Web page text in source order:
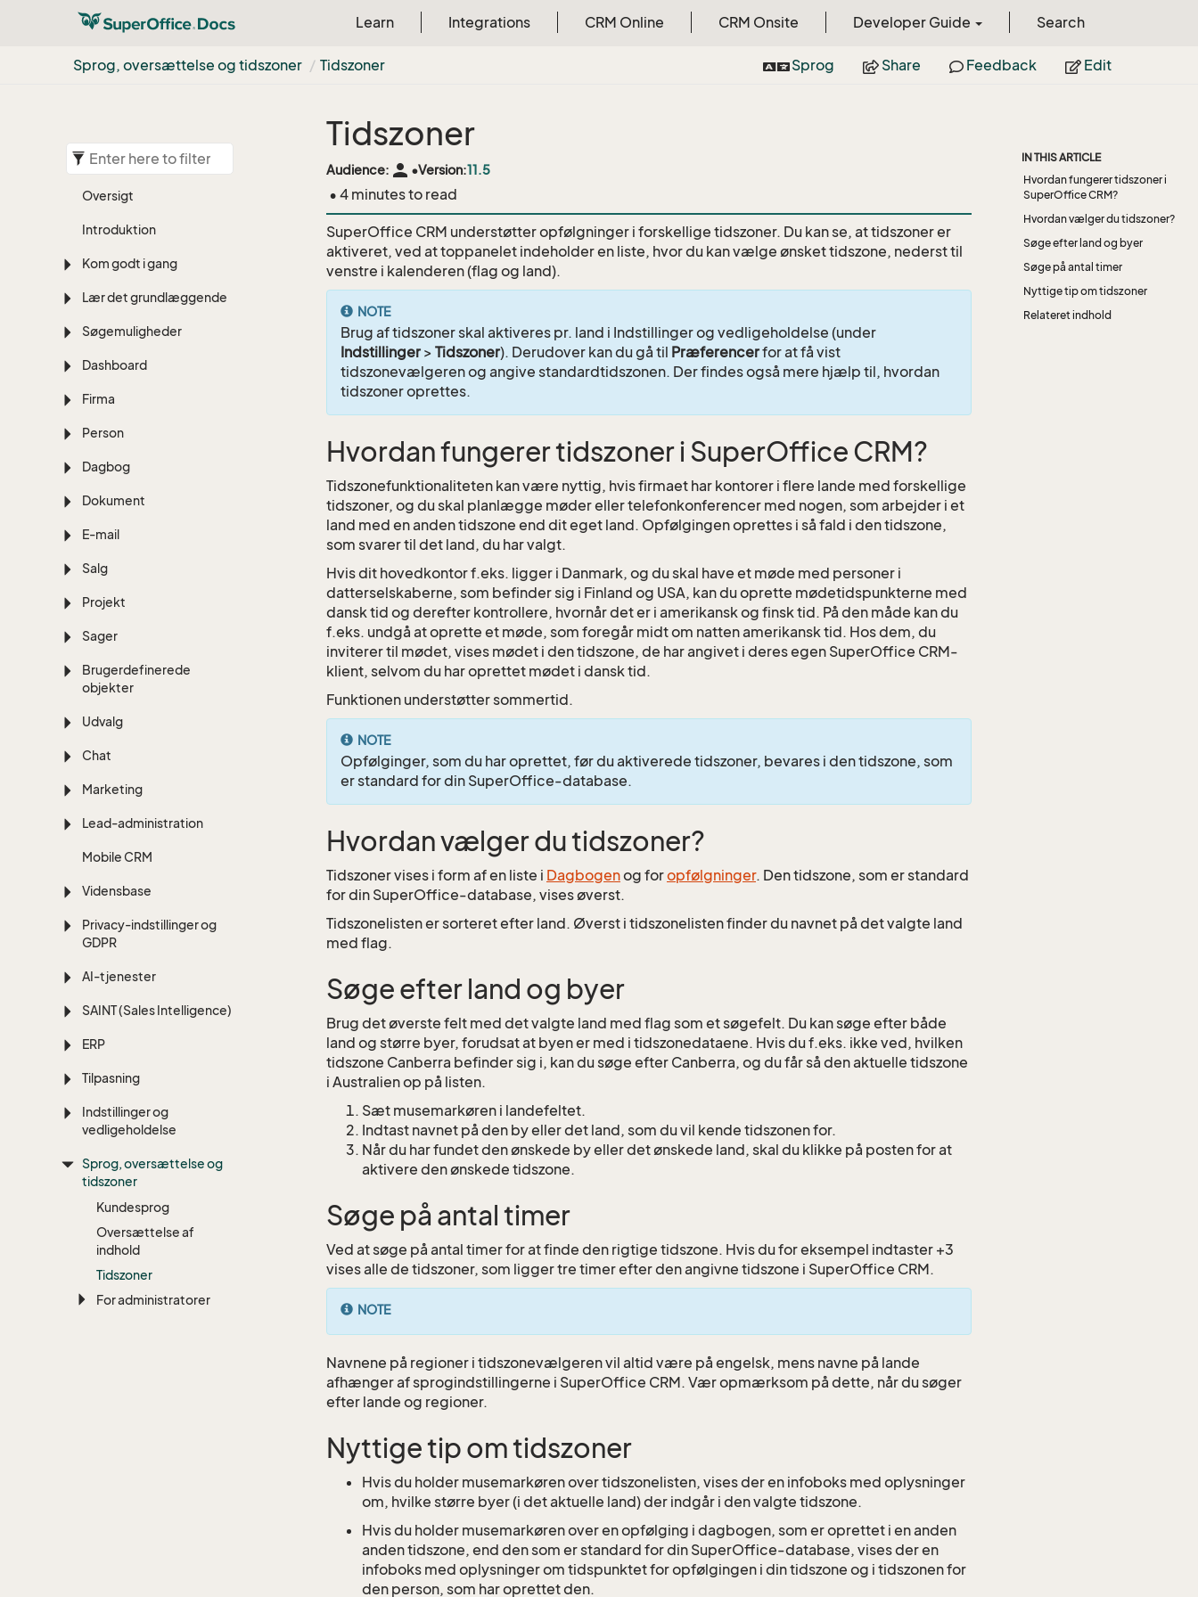
Learn Integrations CRM Online CRM Onsite Developer Guide Search
Sprog, oversættelse og tidszoner Tidszoner Sprog Share Feedback Edit
Oversigt
Introduktion
Kom godt i gang
Lær det grundlæggende
Søgemuligheder
Dashboard
Firma
Person
Dagbog
Dokument
E-mail
Salg
Projekt
Sager
Brugerdefinerede
objekter
Udvalg
Chat
Marketing
Lead-administration
Mobile CRM
Vidensbase
Privacy-indstillinger og
GDPR
AI-tjenester
SAINT (Sales Intelligence)
ERP
Tilpasning
Indstillinger og
vedligeholdelse
Sprog, oversættelse og
tidszoner
Kundesprog
Oversættelse af
indhold
Tidszoner
For administratorer
Tidszoner
Audience: person •Version:11.5
• 4 minutes to read
SuperOffice CRM understøtter opfølgninger i forskellige tidszoner. Du kan se, at tidszoner er
aktiveret, ved at toppanelet indeholder en liste, hvor du kan vælge ønsket tidszone, nederst til
venstre i kalenderen (flag og land).
NOTE
Brug af tidszoner skal aktiveres pr. land i Indstillinger og vedligeholdelse (under
Indstillinger > Tidszoner). Derudover kan du gå til Præferencerfor at få vist
tidszonevælgeren og angive standardtidszonen. Der findes også mere hjælp til, hvordan
tidszoner oprettes.
Hvordan fungerer tidszoner i SuperOffice CRM?
Tidszonefunktionaliteten kan være nyttig, hvis firmaet har kontorer i flere lande med forskellige
tidszoner, og du skal planlægge møder eller telefonkonferencer med nogen, som arbejder i et
land med en anden tidszone end dit eget land. Opfølgingen oprettes i så fald i den tidszone,
som svarer til det land, du har valgt.
Hvis dit hovedkontor f.eks. ligger i Danmark, og du skal have et møde med personer i
datterselskaberne, som befinder sig i Finland og USA, kan du oprette mødetidspunkterne med
dansk tid og derefter kontrollere, hvornår det er i amerikansk og finsk tid. På den måde kan du
f.eks. undgå at oprette et møde, som foregår midt om natten amerikansk tid. Hos dem, du
inviterer til mødet, vises mødet i den tidszone, de har angivet i deres egen SuperOffice CRM-
klient, selvom du har oprettet mødet i dansk tid.
Funktionen understøtter sommertid.
NOTE
Opfølginger, som du har oprettet, før du aktiverede tidszoner, bevares i den tidszone, som
er standard for din SuperOffice-database.
Hvordan vælger du tidszoner?
Tidszoner vises i form af en liste i Dagbogenog foropfølgninger. Den tidszone, som er standard
for din SuperOffice-database, vises øverst.
Tidszonelisten er sorteret efter land. Øverst i tidszonelisten finder du navnet på det valgte land
med flag.
Søge efter land og byer
Brug det øverste felt med det valgte land med flag som et søgefelt. Du kan søge efter både
land og større byer, forudsat at byen er med i tidszonedataene. Hvis du f.eks. ikke ved, hvilken
tidszone Canberra befinder sig i, kan du søge efter Canberra, og du får så den aktuelle tidszone
i Australien op på listen.
Sæt musemarkøren i landefeltet.
Indtast navnet på den by eller det land, som du vil kende tidszonen for.
Når du har fundet den ønskede by eller det ønskede land, skal du klikke på posten for at
aktivere den ønskede tidszone.
Søge på antal timer
Ved at søge på antal timer for at finde den rigtige tidszone. Hvis du for eksempel indtaster +3
vises alle de tidszoner, som ligger tre timer efter den angivne tidszone i SuperOffice CRM.
NOTE
Navnene på regioner i tidszonevælgeren vil altid være på engelsk, mens navne på lande
afhænger af sprogindstillingerne i SuperOffice CRM. Vær opmærksom på dette, når du søger
efter lande og regioner.
Nyttige tip om tidszoner
Hvis du holder musemarkøren over tidszonelisten, vises der en infoboks med oplysninger
om, hvilke større byer (i det aktuelle land) der indgår i den valgte tidszone.
Hvis du holder musemarkøren over en opfølging i dagbogen, som er oprettet i en anden
anden tidszone, end den som er standard for din SuperOffice-database, vises der en
infoboks med oplysninger om tidspunktet for opfølgingen i din tidszone og i tidszonen for
den person, som har oprettet den.
IN THIS ARTICLE
Hvordan fungerer tidszoner i
SuperOffice CRM?
Hvordan vælger du tidszoner?
Søge efter land og byer
Søge på antal timer
Nyttige tip om tidszoner
Relateret indhold